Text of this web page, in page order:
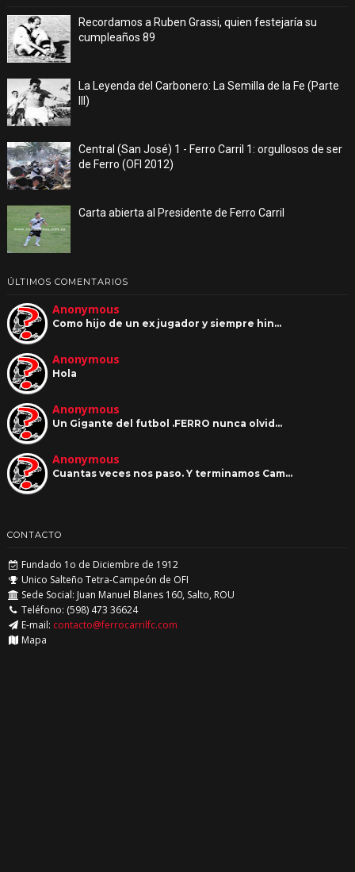
Recordamos a Ruben Grassi, quien festejaría su
cumpleaños 89
La Leyenda del Carbonero: La Semilla de la Fe (Parte
III)
Central (San José) 1 - Ferro Carril 1: orgullosos de ser
de Ferro (OFI 2012)
Carta abierta al Presidente de Ferro Carril
ÚLTIMOS COMENTARIOS
Anonymous
Como hijo de un ex jugador y siempre hin…
Anonymous
Hola
Anonymous
Un Gigante del futbol .FERRO nunca olvid…
Anonymous
Cuantas veces nos paso. Y terminamos Cam…
CONTACTO
Fundado 1o de Diciembre de 1912
Unico Salteño Tetra-Campeón de OFI
Sede Social: Juan Manuel Blanes 160, Salto, ROU
Teléfono: (598) 473 36624
E-mail: contacto@ferrocarrilfc.com
Mapa